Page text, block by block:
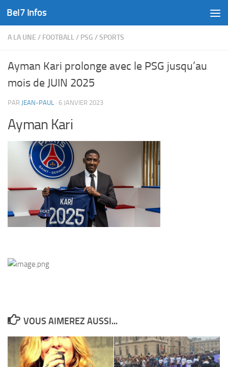
Skip to content
Bel7 Infos
A LA UNE / FOOTBALL/ PSG /SPORTS
Ayman Kari prolonge avec le PSG jusqu’au
mois de JUIN 2025
PAR JEAN-PAUL · 6 JANVIER 2023
Ayman Kari
VOUS AIMEREZ AUSSI...